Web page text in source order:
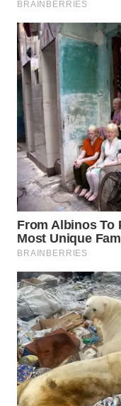
LIKUPANG
WN
LABUANBAJO
WN
BORNEO
Wahana
Media
Group
WAHANA
NEWS
WAHANA
TANI
WAHANA
ADVOKAT
WAHANA
INFRASTRUKTUR